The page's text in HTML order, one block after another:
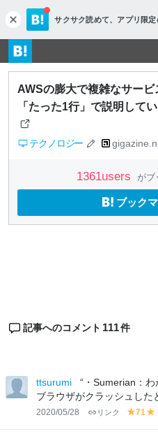
c
l
o
s
e
サクサク読めて、 アプリ限定
AWSの膨大で複雑なサービ
「たった1行」で説明して
テクノロジー
1361users がブ
ブック
記事へのコメント 111件
ttsurumi
“・Sumerian：
ブラウザがクラッシュした
2020/05/28 リンク
y
71